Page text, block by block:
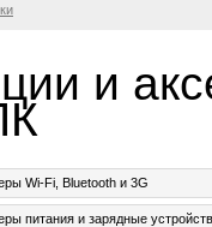
и
Wi-Fi, Bluetooth и 3G
питания и зарядные